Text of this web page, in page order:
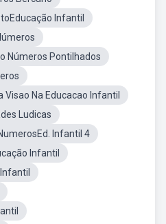
Infantil
Números Pontilhados
Na Educacao Infantil
Ludicas
Infantil 4
Infantil